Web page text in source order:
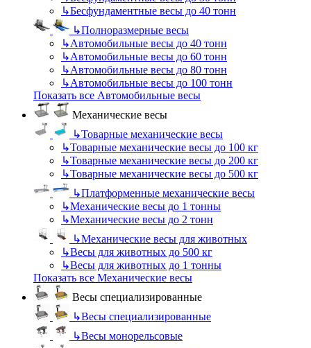
↳Бесфундаментные весы до 40 тонн
↳Полноразмерные весы
↳Автомобильные весы до 40 тонн
↳Автомобильные весы до 60 тонн
↳Автомобильные весы до 80 тонн
↳Автомобильные весы до 100 тонн
Показать все Автомобильные весы
Механические весы
↳Товарные механические весы
↳Товарные механические весы до 100 кг
↳Товарные механические весы до 200 кг
↳Товарные механические весы до 500 кг
↳Платформенные механические весы
↳Механические весы до 1 тонны
↳Механические весы до 2 тонн
↳Механические весы для животных
↳Весы для животных до 500 кг
↳Весы для животных до 1 тонны
Показать все Механические весы
Весы специализированные
↳Весы специализированные
↳Весы монорельсовые